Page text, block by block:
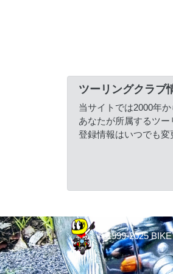
ツーリングクラブ
当サイトでは2000年
あなたが所属するツ
登録情報はいつでも変
© 1999-2025